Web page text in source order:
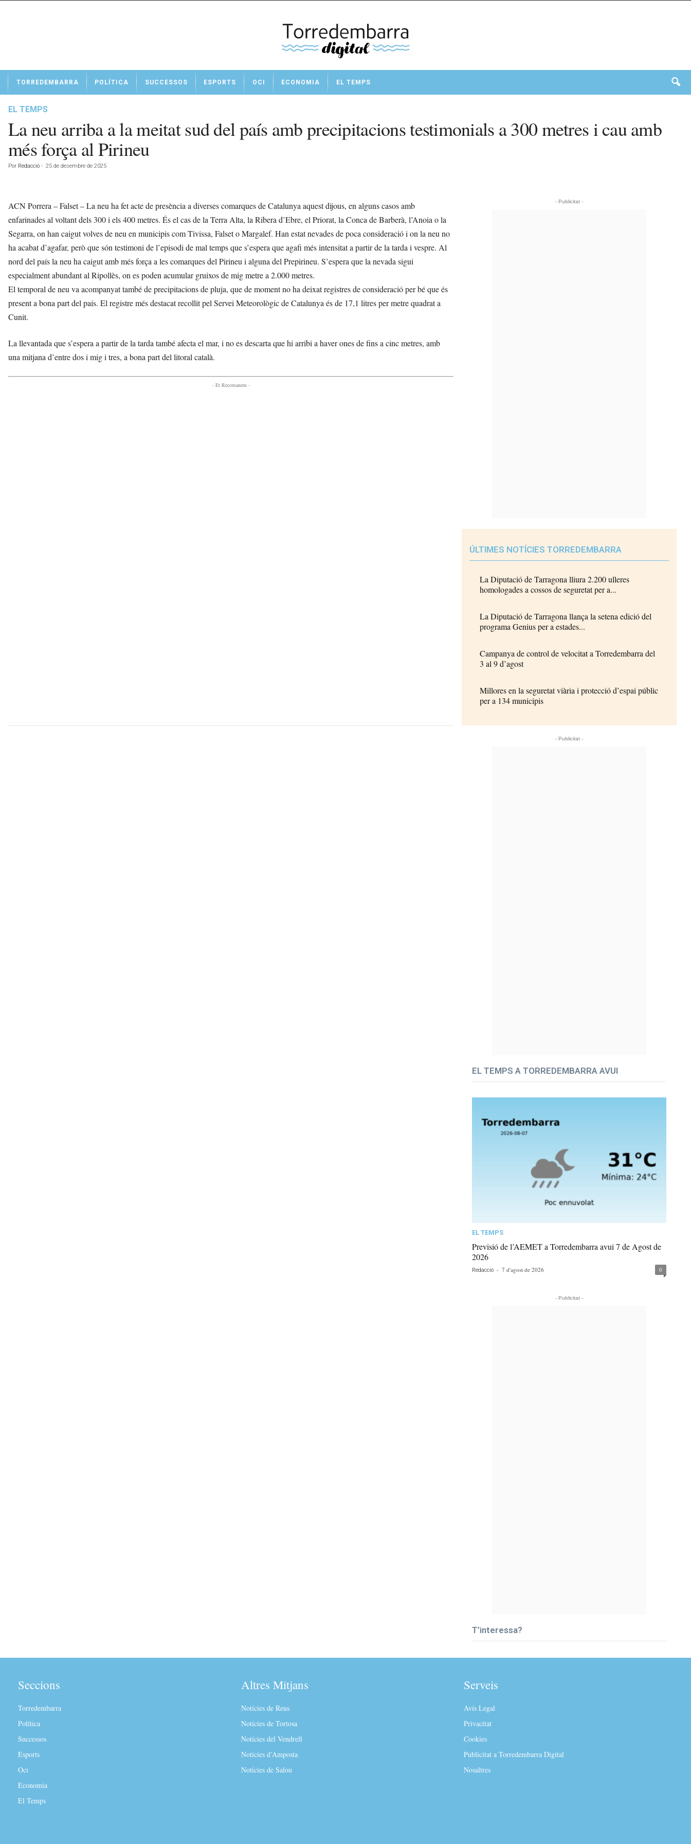
t
TORREDEMBARRA POLÍTICA SUCCESSOS ESPORTS OCI ECONOMIA EL TEMPS
EL TEMPS
La neu arriba a la meitat sud del país amb precipitacions testimonials a 300 metres i cau amb
més força al Pirineu
Por Redacció - 25 de desembre de 2025
ACN Porrera – Falset – La neu ha fet acte de presència a diverses comarques de Catalunya aquest dijous, en alguns casos amb
enfarinades al voltant dels 300 i els 400 metres. És el cas de la Terra Alta, la Ribera d’Ebre, el Priorat, la Conca de Barberà, l’Anoia o la
Segarra, on han caigut volves de neu en municipis com Tivissa, Falset o Margalef. Han estat nevades de poca consideració i on la neu no
ha acabat d’agafar, però que són testimoni de l’episodi de mal temps que s’espera que agafi més intensitat a partir de la tarda i vespre. Al
nord del país la neu ha caigut amb més força a les comarques del Pirineu i alguna del Prepirineu. S’espera que la nevada sigui
especialment abundant al Ripollès, on es poden acumular gruixos de mig metre a 2.000 metres.
El temporal de neu va acompanyat també de precipitacions de pluja, que de moment no ha deixat registres de consideració per bé que és
present a bona part del país. El registre més destacat recollit pel Servei Meteorològic de Catalunya és de 17,1 litres per metre quadrat a
Cunit.
La llevantada que s’espera a partir de la tarda també afecta el mar, i no es descarta que hi arribi a haver ones de fins a cinc metres, amb
una mitjana d’entre dos i mig i tres, a bona part del litoral català.
- Et Recomanem -
- Publicitat -
ÚLTIMES NOTÍCIES TORREDEMBARRA
La Diputació de Tarragona lliura 2.200 ulleres
homologades a cossos de seguretat per a...
La Diputació de Tarragona llança la setena edició del
programa Genius per a estades...
Campanya de control de velocitat a Torredembarra del
3 al 9 d’agost
Millores en la seguretat viària i protecció d’espai públic
per a 134 municipis
- Publicitat -
EL TEMPS A TORREDEMBARRA AVUI
EL TEMPS
Previsió de l’AEMET a Torredembarra avui 7 de Agost de
2026
Redacció - 7 d'agost de 2026 0
- Publicitat -
T’interessa?
Seccions
Torredembarra
Política
Successos
Esports
Oci
Economia
El Temps
Altres Mitjans
Notícies de Reus
Notícies de Tortosa
Notícies del Vendrell
Notícies d’Amposta
Notícies de Salou
Serveis
Avís Legal
Privacitat
Cookies
Publicitat a Torredembarra Digital
Nosaltres